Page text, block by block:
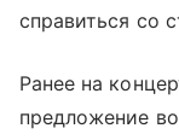
справиться со
Ранее на
предложение